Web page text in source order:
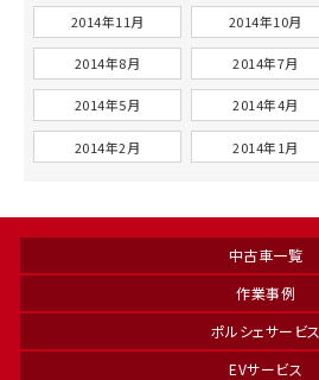
2014年11月 2014年10月
2014年8月 2014年7月
2014年5月 2014年4月
2014年2月 2014年1月
中古車一覧
作業事例
ポルシェサービス
EVサービス